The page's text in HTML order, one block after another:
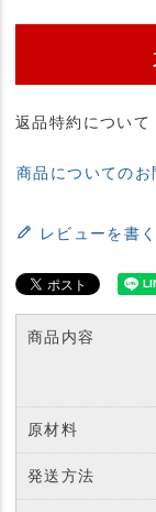
返品特約について
商品についてのお
レビューを書く
商品内容
原材料
発送方法